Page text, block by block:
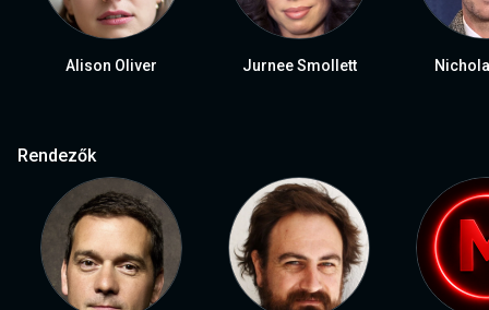
Alison Oliver Jurnee Smollett
Rendezők